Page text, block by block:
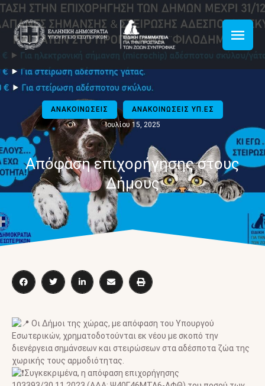
ΑΝΑΚΟΙΝΩΣΕΙΣ
ΑΝΑΚΟΙΝΩΣΕΙΣ ΥΠ.ΕΣ
Ιουλίου 15, 2025
Απόφαση επιχορήγησης στους
Δήμους
Οι Δήμοι της χώρας, με απόφαση του Υπουργού
Εσωτερικών, χρηματοδοτούνται εκ νέου με σκοπό την
διενέργεια σημάνσεων και στειρώσεων στα αδέσποτα ζώα της
χωρικής τους αρμοδιότητας.
Συγκεκριμένα, η απόφαση επιχορήγησης